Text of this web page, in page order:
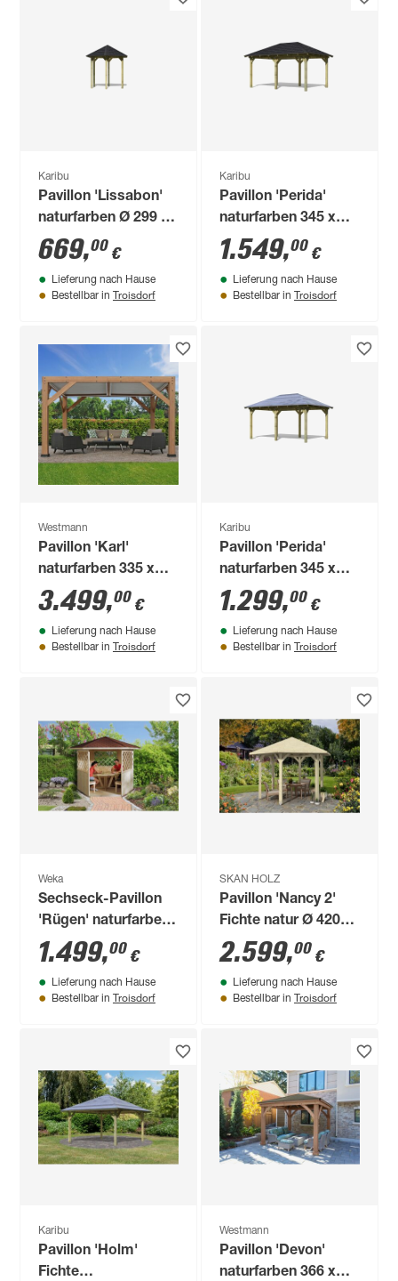
Karibu
Pavillon 'Lissabon'
naturfarben Ø 299 x
280 cm
669,00 €
Lieferung nach Hause
Bestellbar in Troisdorf
Karibu
Pavillon 'Perida'
naturfarben 345 x
485 x 296 cm
1.549,00 €
Lieferung nach Hause
Bestellbar in Troisdorf
Westmann
Pavillon 'Karl'
naturfarben 335 x
251 x 396 cm
3.499,00 €
Lieferung nach Hause
Bestellbar in Troisdorf
Karibu
Pavillon 'Perida'
naturfarben 345 x
485 x 296 cm
1.299,00 €
Lieferung nach Hause
Bestellbar in Troisdorf
Weka
Sechseck-Pavillon
'Rügen' naturfarben
283 x 245 x 327 cm
1.499,00 €
Lieferung nach Hause
Bestellbar in Troisdorf
SKAN HOLZ
Pavillon 'Nancy 2'
Fichte natur Ø 420
cm
2.599,00 €
Lieferung nach Hause
Bestellbar in Troisdorf
Karibu
Pavillon 'Holm'
Fichte
Westmann
Pavillon 'Devon'
naturfarben 366 x